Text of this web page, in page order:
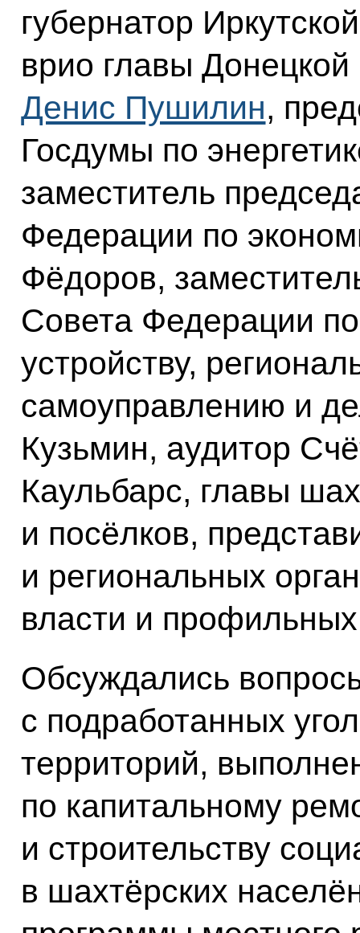
губернатор
врио главы
Денис Пушилин,
Госдумы по
заместитель
Федерации по
Фёдоров,
Совета Федерации
устройству,
самоуправлению и
Кузьмин, аудитор
Каульбарс, главы
и посёлков,
и региональных
власти и
Обсуждались
с подработанных
территорий,
по капитальному
и строительству
в шахтёрских